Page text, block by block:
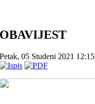
OBAVIJEST
Petak, 05 Studeni 2021 12:15